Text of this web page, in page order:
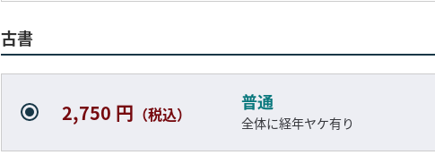
古書
2,750 円 （税込）
普通
全体に経年ヤケ有り